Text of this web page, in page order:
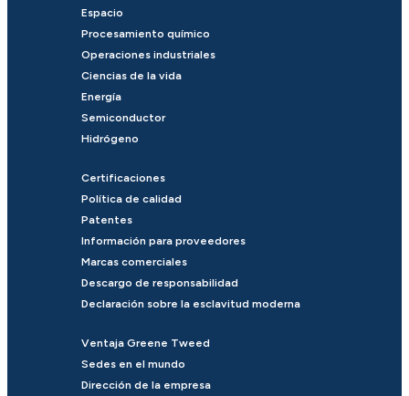
Espacio
Procesamiento químico
Operaciones industriales
Ciencias de la vida
Energía
Semiconductor
Hidrógeno
Certificaciones
Política de calidad
Patentes
Información para proveedores
Marcas comerciales
Descargo de responsabilidad
Declaración sobre la esclavitud moderna
Ventaja Greene Tweed
Sedes en el mundo
Dirección de la empresa